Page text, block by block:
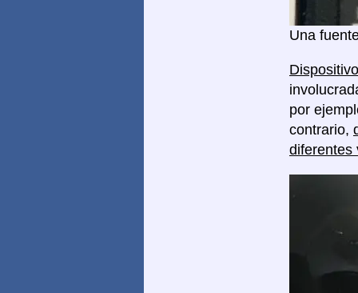
Una
por
contrario,
diferentes